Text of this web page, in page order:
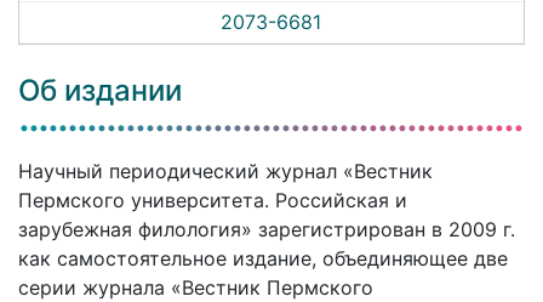
2073-6681
Об издании
Научный периодический журнал «Вестник
Пермского университета. Российская и
зарубежная филология» зарегистрирован в 2009 г.
как самостоятельное издание, объединяющее две
серии журнала «Вестник Пермского